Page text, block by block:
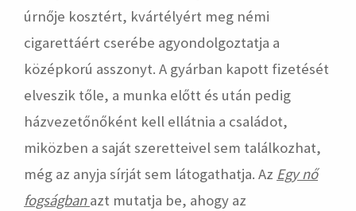
úrnője kosztért, kvártélyért meg némi
cigarettáért cserébe agyondolgoztatja a
középkorú asszonyt. A gyárban kapott fizetését
elveszik tőle, a munka előtt és után pedig
házvezetőnőként kell ellátnia a családot,
miközben a saját szeretteivel sem találkozhat,
még az anyja sírját sem látogathatja. Az Egy nő
fogságban azt mutatja be, ahogy az